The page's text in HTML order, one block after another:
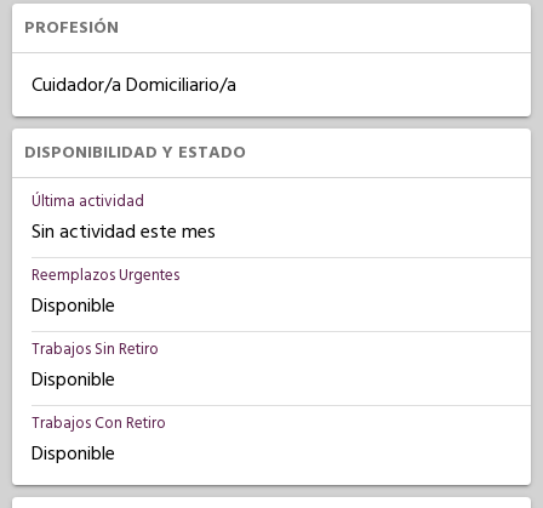
PROFESIÓN
Cuidador/a Domiciliario/a
DISPONIBILIDAD Y ESTADO
Última actividad
Sin actividad este mes
Reemplazos Urgentes
Disponible
Trabajos Sin Retiro
Disponible
Trabajos Con Retiro
Disponible